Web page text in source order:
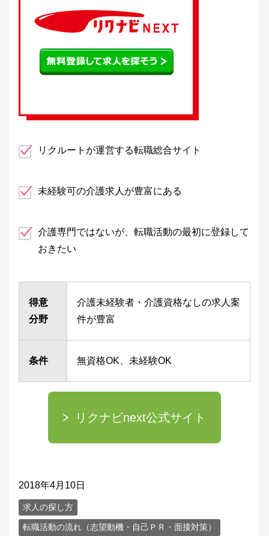
リクルートが運営する転職総合サイト
未経験可の介護求人が豊富にある
介護専門ではないが、転職活動の最初に登録して
おきたい
得意
分野
介護未経験者・介護資格なしの求人案
件が豊富
条件 無資格OK、未経験OK
リクナビnext公式サイト
2018年4月10日
求人の探し方
転職活動の流れ（志望動機・自己ＰＲ・面接対策）